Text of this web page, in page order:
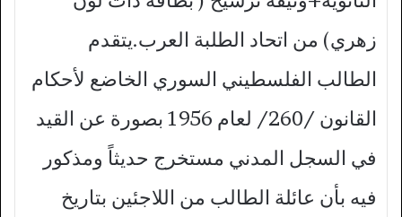
زهري) من اتحاد الطلبة العرب.يتقدم
الطالب الفلسطيني السوري الخاضع لأحكام
القانون /260/ لعام 1956 بصورة عن القيد
في السجل المدني مستخرج حديثاً ومذكور
فيه بأن عائلة الطالب من اللاجئين بتاريخ